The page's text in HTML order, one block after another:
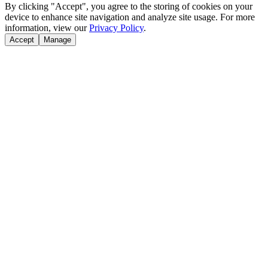
By clicking "Accept", you agree to the storing of cookies on your
device to enhance site navigation and analyze site usage. For more
information, view our Privacy Policy.
Accept Manage